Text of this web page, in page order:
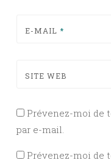
E-MAIL *
SITE WEB
Prévenez-moi de
par e-mail.
Prévenez-moi de